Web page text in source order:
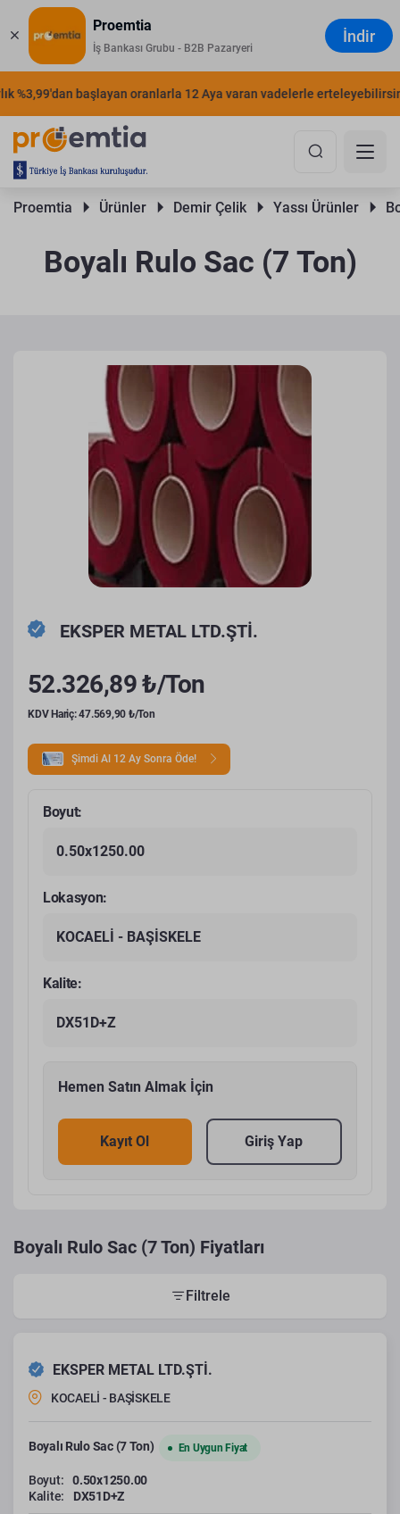
Proemtia
İş Bankası Grubu - B2B Pazaryeri
İndir
%3,99'dan başlayan oranlarla 12 Aya varan vadelerle
Proemtia Ürünler Demir Çelik Yassı Ürünler
Boyalı Rulo Sac (7 Ton)
EKSPER METAL LTD.ŞTİ.
52.326,89 ₺/Ton
KDV Hariç: 47.569,90 ₺/Ton
Şimdi Al 12 Ay Sonra Öde!
Boyut:
0.50x1250.00
Lokasyon:
KOCAELİ - BAŞİSKELE
Kalite:
DX51D+Z
Hemen Satın Almak İçin
Kayıt Ol Giriş Yap
Boyalı Rulo Sac (7 Ton) Fiyatları
Filtrele
EKSPER METAL LTD.ŞTİ.
KOCAELİ - BAŞİSKELE
Boyalı Rulo Sac (7 Ton) En Uygun Fiyat
Boyut:
0.50x1250.00
Kalite:
DX51D+Z